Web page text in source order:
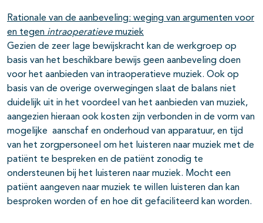
Rationale van de aanbeveling: weging van argumenten voor
en tegen intraoperatievemuziek
Gezien de zeer lage bewijskracht kan de werkgroep op
basis van het beschikbare bewijs geen aanbeveling doen
voor het aanbieden van intraoperatieve muziek. Ook op
basis van de overige overwegingen slaat de balans niet
duidelijk uit in het voordeel van het aanbieden van muziek,
aangezien hieraan ook kosten zijn verbonden in de vorm van
mogelijke aanschaf en onderhoud van apparatuur, en tijd
van het zorgpersoneel om het luisteren naar muziek met de
patiënt te bespreken en de patiënt zonodig te
ondersteunen bij het luisteren naar muziek. Mocht een
patiënt aangeven naar muziek te willen luisteren dan kan
besproken worden of en hoe dit gefaciliteerd kan worden.